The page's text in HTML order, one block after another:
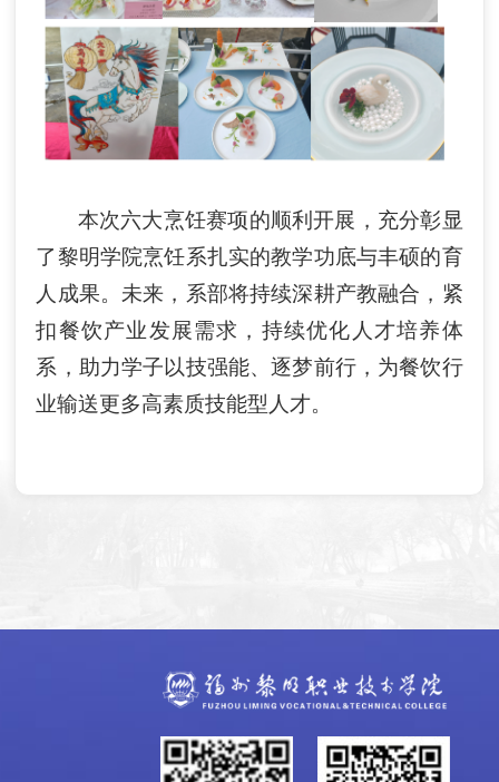
本次六大烹饪赛项的顺利开展，充分彰显
了黎明学院烹饪系扎实的教学功底与丰硕的育
人成果。未来，系部将持续深耕产教融合，紧
扣餐饮产业发展需求，持续优化人才培养体
系，助力学子以技强能、逐梦前行，为餐饮行
业输送更多高素质技能型人才。